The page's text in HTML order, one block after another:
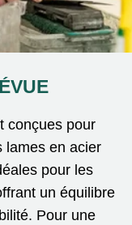
conçues pour
lames en acier
pour les
un équilibre
Pour une